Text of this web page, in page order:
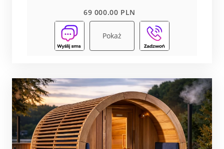
69 000.00 PLN
Pokaż